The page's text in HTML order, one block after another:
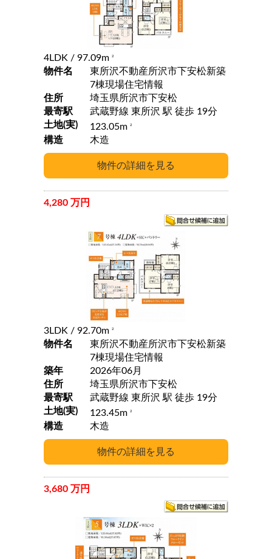
4LDK / 97.09m 2
物件名
東所沢不動産所沢市下安松新築
7棟現場住宅情報
住所
埼玉県所沢市下安松
最寄駅
武蔵野線 東所沢 駅 徒歩 19分
土地(実)
123.05m 2
構造 木造
4,280 万円
3LDK / 92.70m 2
物件名
東所沢不動産所沢市下安松新築
7棟現場住宅情報
築年
2026年06月
住所
埼玉県所沢市下安松
最寄駅
武蔵野線 東所沢 駅 徒歩 19分
土地(実)
123.45m 2
構造 木造
3,680 万円